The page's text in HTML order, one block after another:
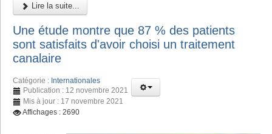
Lire la suite...
Une étude montre que 87 % des patients
sont satisfaits d'avoir choisi un traitement
canalaire
Catégorie : Internationales
Publication : 12 novembre 2021
Mis à jour : 17 novembre 2021
Affichages : 2690